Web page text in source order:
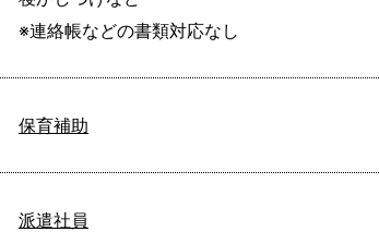
※連絡帳などの書類対応なし
保育補助
派遣社員